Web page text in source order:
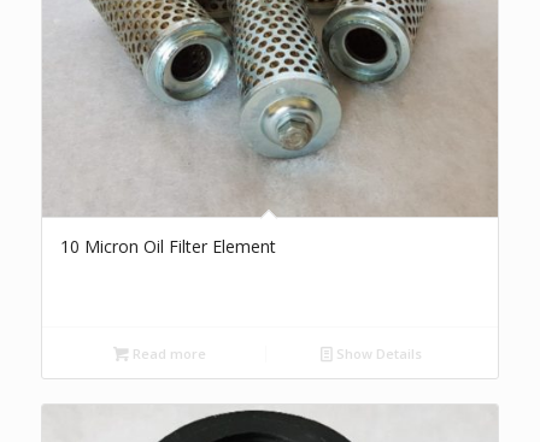
10 Micron Oil Filter Element
Read more Show Details